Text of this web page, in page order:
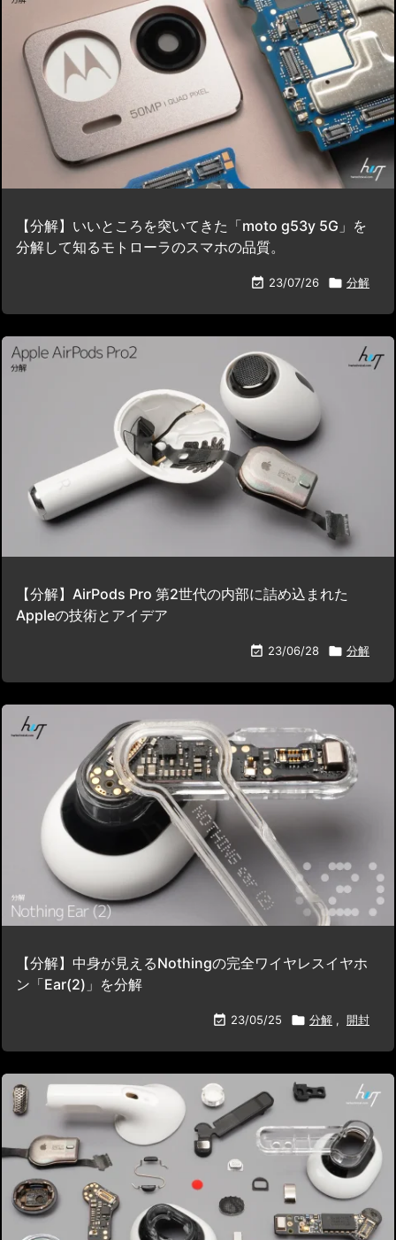
【分解】いいところを突いてきた「moto g53y 5G」を
分解して知るモトローラのスマホの品質。
 23/07/26  分解
【分解】AirPods Pro 第2世代の内部に詰め込まれた
Appleの技術とアイデア
 23/06/28  分解
【分解】中身が見えるNothingの完全ワイヤレスイヤホ
ン「Ear(2)」を分解
 23/05/25  分解 , 開封